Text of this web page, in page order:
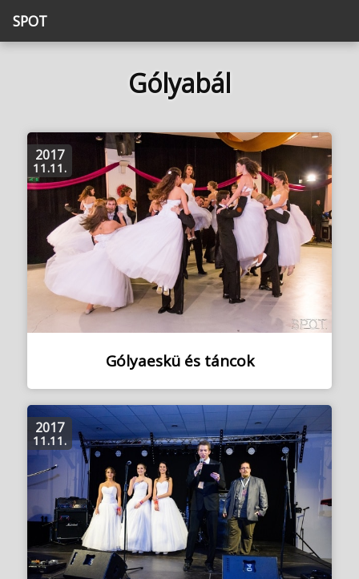
SPOT
Gólyabál
Gólyaeskü és táncok
2017
11.11.
2017
11.11.